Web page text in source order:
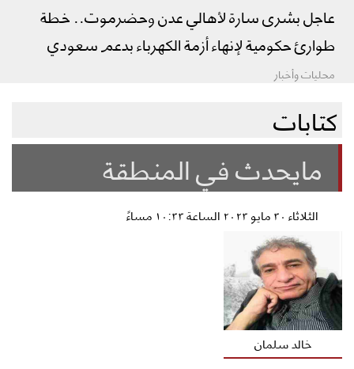
عاجل بشرى سارة لأهالي عدن وحضرموت.. خطة
طوارئ حكومية لإنهاء أزمة الكهرباء بدعم سعودي
محليات وأخبار
كتابات
مايحدث في المنطقة
الثلاثاء ٣٠ مايو ٢٠٢٣ الساعة ١٠:٣٣ مساءً
خالد سلمان